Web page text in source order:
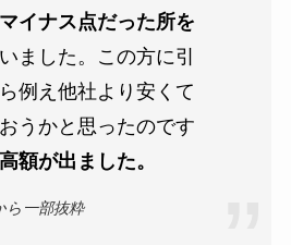
イナス点だった所を
ました。この方に引
例え他社より安くて
うかと思ったのです
額が出ました。
ら一部抜粋